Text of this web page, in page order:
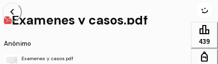
chevron_left
Examenes y casos.pdf
Anónimo
Examenes y casos.pdf
leaderboard
439
personal_bag